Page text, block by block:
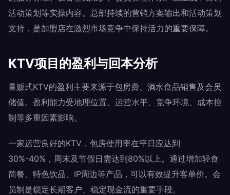
活动策划等实操内容。总部持续的营销方案输出和活动策划
支持，是加盟店在激烈市场竞争中保持活力的重要保障。
KTV项目的盈利与回本分析
量贩式KTV的盈利主要来源于包房费、酒水食品销售及会员
储值。盈利能力受地理位置、运营水平、竞争环境、成本控
制等多重因素影响。
一家运营良好的KTV，包房使用率在平日应达到
30%-40%，周末及节假日需达到80%以上。通过增加轻食
简餐、特色饮品、IP周边等产品，可以有效提升客单价。会
员制是锁定长期客户、稳定现金流的重要手段。